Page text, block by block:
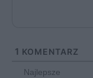
1 KOMENTARZ
Najlepsze